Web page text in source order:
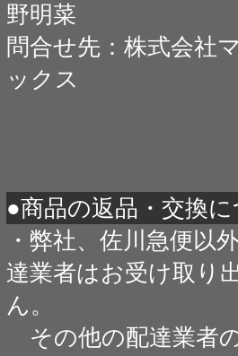
野明菜
問合せ先：株式会社
ックス
●商品の返品・交換
・弊社、佐川急便以
達業者はお受け取り
ん。
その他の配達業者